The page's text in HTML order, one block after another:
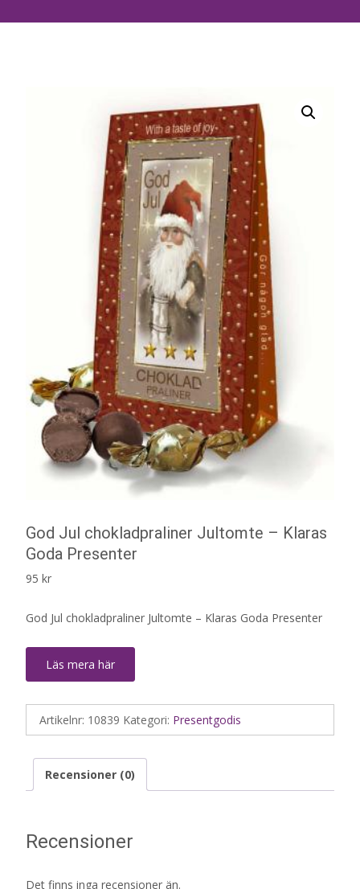
God Jul chokladpraliner Jultomte – Klaras
Goda Presenter
95 kr
God Jul chokladpraliner Jultomte – Klaras Goda Presenter
Läs mera här
Artikelnr: 10839 Kategori: Presentgodis
Recensioner (0)
Recensioner
Det finns inga recensioner än.